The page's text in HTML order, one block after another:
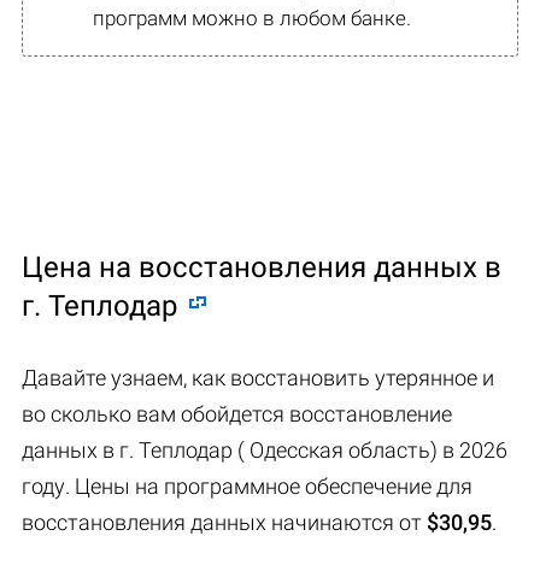
программ можно в любом банке.
Цена на восстановления данных в
г. Теплодар
Давайте узнаем, как восстановить утерянное и
во сколько вам обойдется восстановление
данных в г. Теплодар ( Одесская область) в 2026
году. Цены на программное обеспечение для
восстановления данных начинаются от $30,95.